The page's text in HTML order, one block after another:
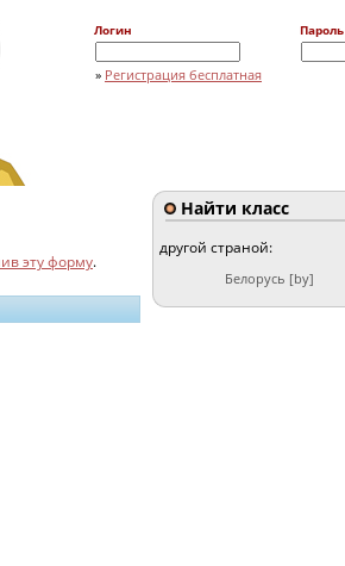
Логин Пароль
» Регистрация бесплатная
эту форму.
Найти класс
другой страной:
Белорусь [by]